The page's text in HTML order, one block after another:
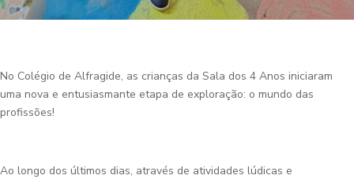
No Colégio de Alfragide, as crianças da Sala dos 4 Anos iniciaram
uma nova e entusiasmante etapa de exploração: o mundo das
profissões!
Ao longo dos últimos dias, através de atividades lúdicas e